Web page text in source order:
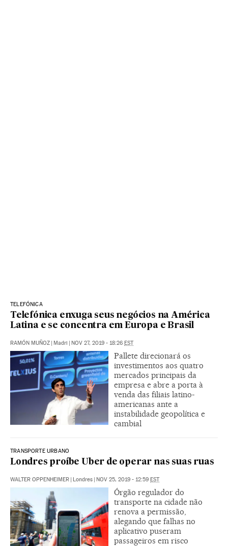
TELEFÓNICA
Telefónica enxuga seus negócios na América
Latina e se concentra em Europa e Brasil
RAMÓN MUÑOZ | Madri | NOV 27, 2019 - 18:26 EST
Pallete direcionará os
investimentos aos quatro
mercados principais da
empresa e abre a porta à
venda das filiais latino-
americanas ante a
instabilidade geopolítica e
cambial
TRANSPORTE URBANO
Londres proíbe Uber de operar nas suas ruas
WALTER OPPENHEIMER | Londres | NOV 25, 2019 - 12:59 EST
Órgão regulador do
transporte na cidade não
renova a permissão,
alegando que falhas no
aplicativo puseram
passageiros em risco